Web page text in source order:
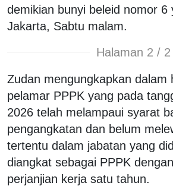
demikian bunyi beleid nomor 6
Jakarta, Sabtu malam.
Halaman 2 / 2
Zudan mengungkapkan dalam
pelamar PPPK yang pada
2026 telah melampaui syarat
pengangkatan dan belum
tertentu dalam jabatan yang
diangkat sebagai PPPK
perjanjian kerja satu tahun.